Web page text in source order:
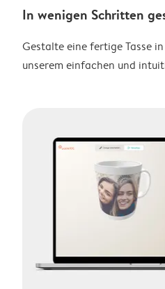
In wenigen Schritten
Gestalte eine fertige Tasse
unserem einfachen und